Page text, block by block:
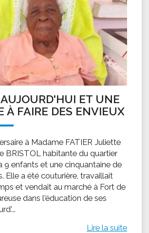
ET UNE
À FAIRE DES ENVIEUX
à Madame FATIER Juliette
BRISTOL habitante du quartier
9 enfants et une cinquantaine de
Elle a été couturière, travaillait
et vendait au marché à Fort de
dans l'éducation de ses
Lire la suite